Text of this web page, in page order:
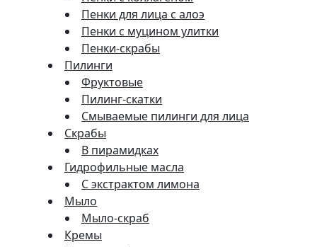
Пенки для лица с алоэ
Пенки с муцином улитки
Пенки-скрабы
Пилинги
Фруктовые
Пилинг-скатки
Смываемые пилинги для лица
Скрабы
В пирамидках
Гидрофильные масла
С экстрактом лимона
Мыло
Мыло-скраб
Кремы